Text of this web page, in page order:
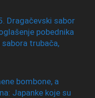
Dragačevski sabor
pobednika
trubača,
bombone, a
Japanke koje su